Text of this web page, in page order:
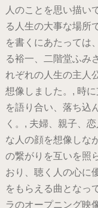
人のことを思い描い
る人生の大事な場所
を書くにあたっては
る裕一、二階堂ふみ
れぞれの人生の主人
想像しました。, 時
を語り合い、落ち込
く。, 夫婦、親子、
な人の顔を想像しな
の繋がりを互いを照
おり、聴く人の心に
をもらえる曲となっ
ラのオープニング映